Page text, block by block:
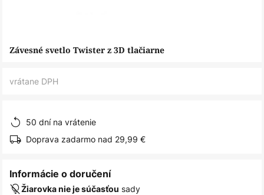
Preskočiť
Závesné svetlo Twister z 3D tlačiarne
vrátane DPH
50 dní na vrátenie
Doprava zadarmo nad 29,99 €
Informácie o doručení
Žiarovka nie je súčasťou sady